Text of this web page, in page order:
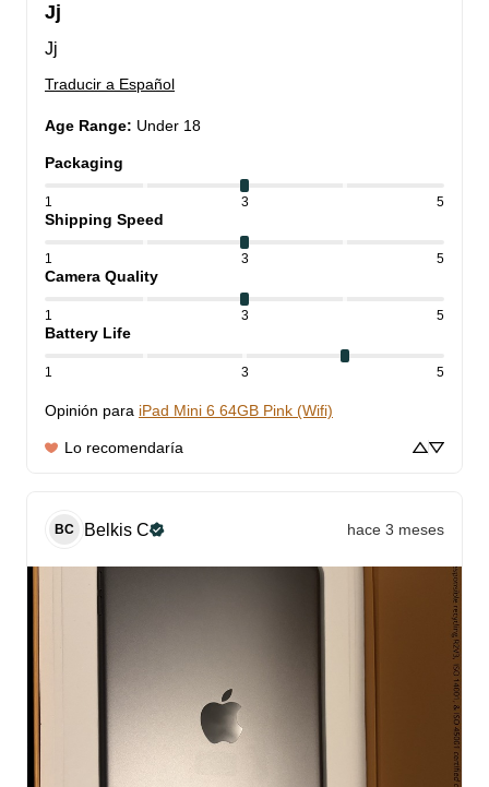
Jj
Jj
Traducir a Español
Age Range: Under 18
Packaging
1 3 5
Shipping Speed
1 3 5
Camera Quality
1 3 5
Battery Life
1 3 5
Opinión para iPad Mini 6 64GB Pink (Wifi)
Lo recomendaría
BC Belkis C hace 3 meses